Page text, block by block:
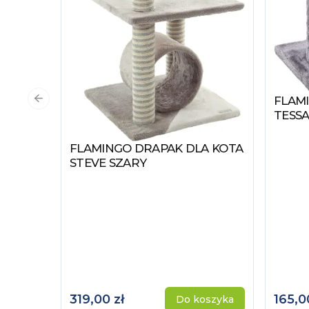
Zobacz produkt
FLAMINGO DRAPAK DLA KOTA
STEVE SZARY
319,00 zł Do koszyka
Poprzedni slajd